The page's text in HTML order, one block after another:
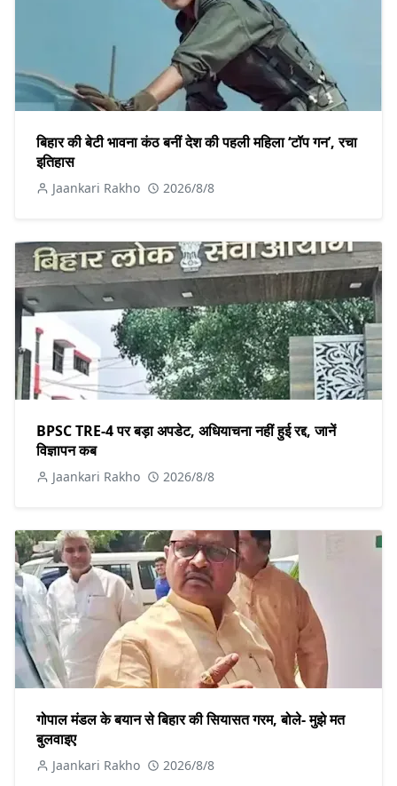
बिहार की बेटी भावना कंठ बनीं देश की पहली महिला ‘टॉप गन’, रचा
इतिहास
Jaankari Rakho 2026/8/8
BPSC TRE-4 पर बड़ा अपडेट, अधियाचना नहीं हुई रद्द, जानें
विज्ञापन कब
Jaankari Rakho 2026/8/8
गोपाल मंडल के बयान से बिहार की सियासत गरम, बोले- मुझे मत
बुलवाइए
Jaankari Rakho 2026/8/8